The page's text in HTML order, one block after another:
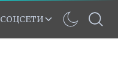
СОЦСЕТИ